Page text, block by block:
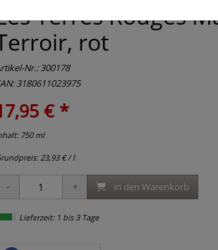
Terres Rouges
rot
Nr.:300178
3180611023975
€ *
750 ml
23,93 € / l
in den Warenkorb
Lieferzeit: 1 bis 3 Tage